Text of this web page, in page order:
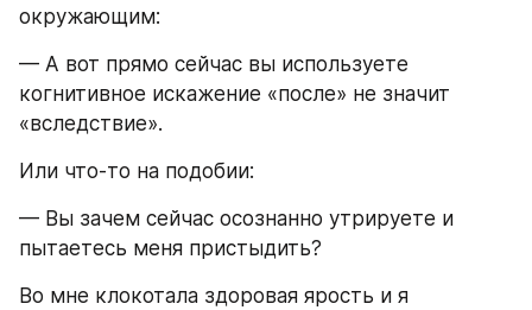
окружающим:
— А вот прямо сейчас вы используете
когнитивное искажение «после» не значит
«вследствие».
Или что-то на подобии:
— Вы зачем сейчас осознанно утрируете и
пытаетесь меня пристыдить?
Во мне клокотала здоровая ярость и я